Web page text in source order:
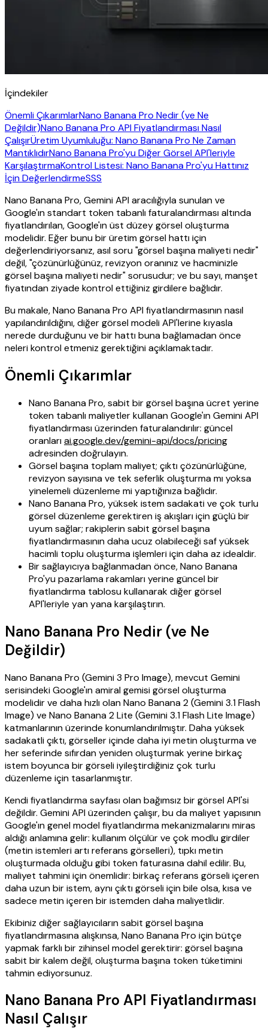
İçindekiler
Önemli ÇıkarımlarNano Banana Pro Nedir (ve Ne
Değildir)Nano Banana Pro API Fiyatlandırması Nasıl
ÇalışırÜretim Uyumluluğu: Nano Banana Pro Ne Zaman
MantıklıdırNano Banana Pro'yu Diğer Görsel API'leriyle
KarşılaştırmaKontrol Listesi: Nano Banana Pro'yu Hattınız
İçin DeğerlendirmeSSS
Nano Banana Pro, Gemini API aracılığıyla sunulan ve
Google'ın standart token tabanlı faturalandırması altında
fiyatlandırılan, Google'ın üst düzey görsel oluşturma
modelidir. Eğer bunu bir üretim görsel hattı için
değerlendiriyorsanız, asıl soru "görsel başına maliyeti nedir"
değil, "çözünürlüğünüz, revizyon oranınız ve hacminizle
görsel başına maliyeti nedir" sorusudur; ve bu sayı, manşet
fiyatından ziyade kontrol ettiğiniz girdilere bağlıdır.
Bu makale, Nano Banana Pro API fiyatlandırmasının nasıl
yapılandırıldığını, diğer görsel modeli API'lerine kıyasla
nerede durduğunu ve bir hattı buna bağlamadan önce
neleri kontrol etmeniz gerektiğini açıklamaktadır.
Önemli Çıkarımlar
Nano Banana Pro, sabit bir görsel başına ücret yerine
token tabanlı maliyetler kullanan Google'ın Gemini API
fiyatlandırması üzerinden faturalandırılır: güncel
oranlarıai.google.dev/gemini-api/docs/pricing
adresinden doğrulayın.
Görsel başına toplam maliyet; çıktı çözünürlüğüne,
revizyon sayısına ve tek seferlik oluşturma mı yoksa
yinelemeli düzenleme mi yaptığınıza bağlıdır.
Nano Banana Pro, yüksek istem sadakati ve çok turlu
görsel düzenleme gerektiren iş akışları için güçlü bir
uyum sağlar; rakiplerin sabit görsel başına
fiyatlandırmasının daha ucuz olabileceği saf yüksek
hacimli toplu oluşturma işlemleri için daha az idealdir.
Bir sağlayıcıya bağlanmadan önce, Nano Banana
Pro'yu pazarlama rakamları yerine güncel bir
fiyatlandırma tablosu kullanarak diğer görsel
API'leriyle yan yana karşılaştırın.
Nano Banana Pro Nedir (ve Ne
Değildir)
Nano Banana Pro (Gemini 3 Pro Image), mevcut Gemini
serisindeki Google'ın amiral gemisi görsel oluşturma
modelidir ve daha hızlı olan Nano Banana 2 (Gemini 3.1 Flash
Image) ve Nano Banana 2 Lite (Gemini 3.1 Flash Lite Image)
katmanlarının üzerinde konumlandırılmıştır. Daha yüksek
sadakatli çıktı, görseller içinde daha iyi metin oluşturma ve
her seferinde sıfırdan yeniden oluşturmak yerine birkaç
istem boyunca bir görseli iyileştirdiğiniz çok turlu
düzenleme için tasarlanmıştır.
Kendi fiyatlandırma sayfası olan bağımsız bir görsel API'si
değildir. Gemini API üzerinden çalışır, bu da maliyet yapısının
Google'ın genel model fiyatlandırma mekanizmalarını miras
aldığı anlamına gelir: kullanım ölçülür ve çok modlu girdiler
(metin istemleri artı referans görselleri), tıpkı metin
oluşturmada olduğu gibi token faturasına dahil edilir. Bu,
maliyet tahmini için önemlidir: birkaç referans görseli içeren
daha uzun bir istem, aynı çıktı görseli için bile olsa, kısa ve
sadece metin içeren bir istemden daha maliyetlidir.
Ekibiniz diğer sağlayıcıların sabit görsel başına
fiyatlandırmasına alışkınsa, Nano Banana Pro için bütçe
yapmak farklı bir zihinsel model gerektirir: görsel başına
sabit bir kalem değil, oluşturma başına token tüketimini
tahmin ediyorsunuz.
Nano Banana Pro API Fiyatlandırması
Nasıl Çalışır